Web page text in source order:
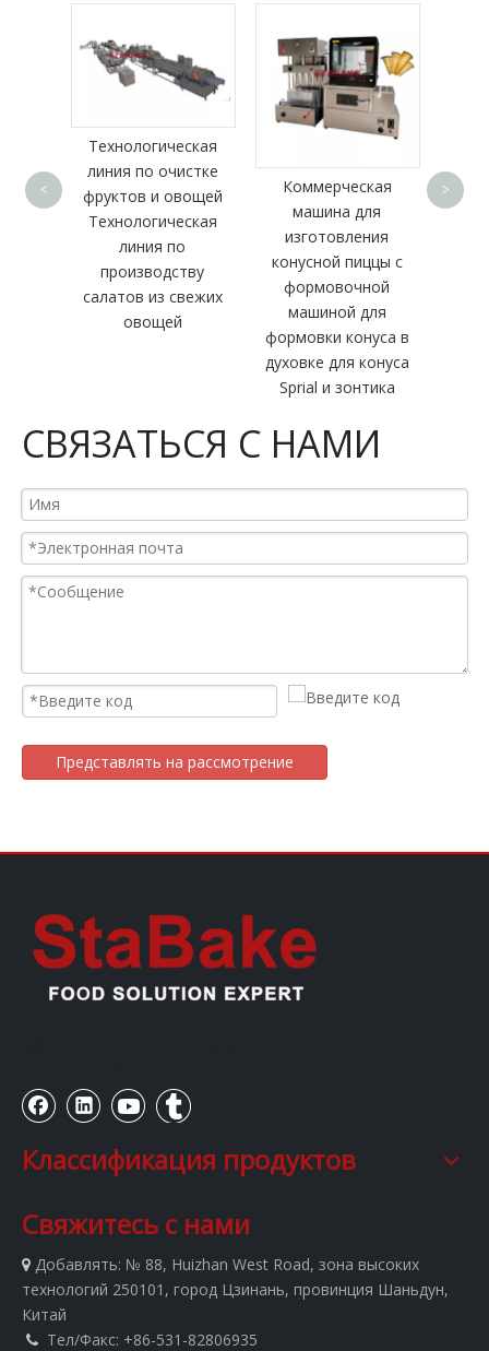
Технологическая
линия по очистке
фруктов и овощей
Технологическая
линия по
производству
салатов из свежих
овощей
Коммерческая
машина для
изготовления
конусной пиццы с
формовочной
машиной для
формовки конуса в
духовке для конуса
Sprial и зонтика
< >
СВЯЗАТЬСЯ С НАМИ
Представлять на рассмотрение
Классификация продуктов
Свяжитесь с нами
 Добавлять: № 88, Huizhan West Road, зона высоких
технологий 250101, город Цзинань, провинция Шаньдун,
Китай
 Тел/Факс: +86-531-82806935